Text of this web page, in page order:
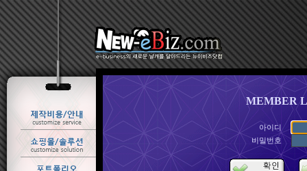
MEMBER
아이디
비밀번호